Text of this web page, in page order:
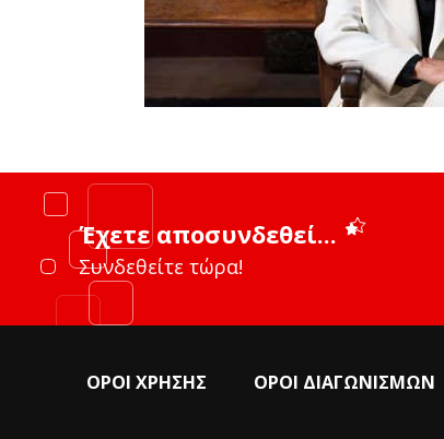
Έχετε αποσυνδεθεί...
Συνδεθείτε τώρα!
ΟΡΟΙ ΧΡΗΣΗΣ ΟΡΟΙ ΔΙΑΓΩΝΙΣΜΩΝ